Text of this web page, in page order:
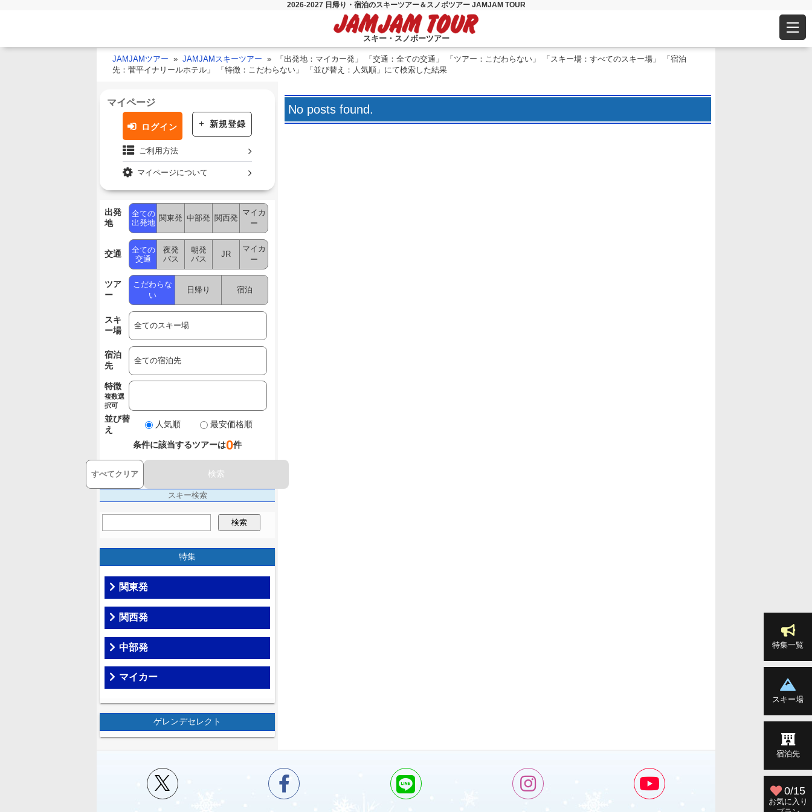
2026-2027 日帰り・宿泊のスキーツアー＆スノボツアー JAMJAM TOUR
スキー・スノボーツアー
JAMJAMツアー JAMJAMスキーツアー
「出発地：マイカー発」 「交通：全ての交通」 「ツアー：こだわらない」 「スキー場：すべてのスキー場」 「宿泊
先：菅平イナリールホテル」 「特徴：こだわらない」 「並び替え：人気順」にて検索した結果
No posts found.
マイページ
ログイン 新規登録
ご利用方法
マイページについて
出発
地
全ての
出発地
関東発 中部発 関西発
マイカ
ー
交通
全ての
交通
夜発
バス
朝発
バス
JR
マイカ
ー
ツア
ー
こだわらな
い
日帰り 宿泊
スキ
ー場
宿泊
先
特徴
複数選
択可
並び替
え
人気順 最安価格順
条件に該当するツアーは0件
すべてクリア 検索
スキー検索
検索
特集
関東発
関西発
中部発
マイカー
ゲレンデセレクト
特集一覧
スキー場
宿泊先
0/15
お気に入り